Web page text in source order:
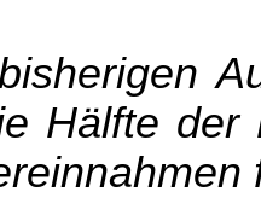
Hälfte der